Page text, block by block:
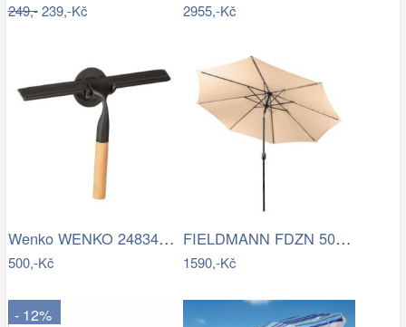
249,-239,-Kč 2955,-Kč
Wenko WENKO 24834100 - Stěrka BAMBUSa…
500,-Kč
FIELDMANN FDZN 5006 Slunečník krémový 3…
1590,-Kč
- 12%